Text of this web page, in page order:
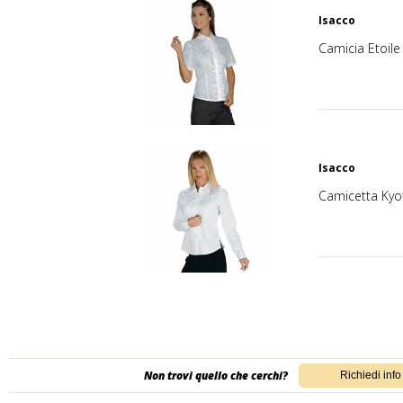
Isacco
Camicia
Isacco
Camicetta
Non trovi quello che cerchi?